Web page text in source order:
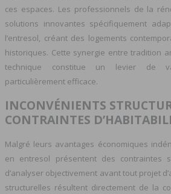
ces espaces. Les professionnels de la
solutions innovantes spécifiquement
l’entresol, créant des logements
historiques. Cette synergie entre tradition
technique constitue un levier de
particulièrement efficace.
INCONVÉNIENTS
CONTRAINTES
Malgré leurs avantages économiques
en entresol présentent des contraintes
d’analyser objectivement avant tout projet
structurelles résultent directement de la